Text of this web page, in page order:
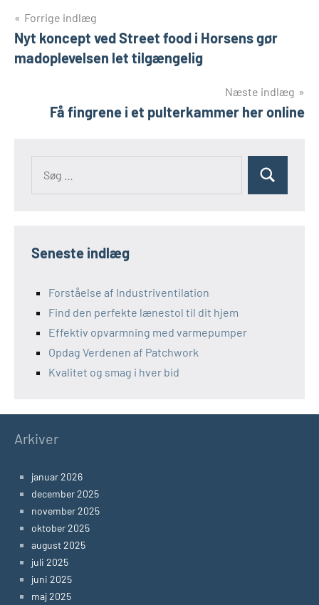
Indlægsnavigation
Forrige indlæg
Nyt koncept ved Street food i Horsens gør
madoplevelsen let tilgængelig
Næste indlæg
Få fingrene i et pulterkammer her online
efter:
Søg
Seneste indlæg
Forståelse af Industriventilation
Find den perfekte lænestol til dit hjem
Effektiv opvarmning med varmepumper
Opdag Verdenen af Patchwork
Kvalitet og smag i hver bid
Arkiver
januar 2026
december 2025
november 2025
oktober 2025
august 2025
juli 2025
juni 2025
maj 2025